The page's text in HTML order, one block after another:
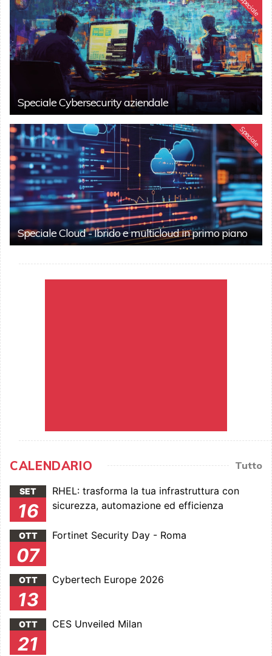
Speciale
Speciale Cybersecurity aziendale
Speciale
Speciale Cloud - Ibrido e multicloud in primo piano
CALENDARIO Tutto
SET
16
RHEL: trasforma la tua infrastruttura con
sicurezza, automazione ed efficienza
OTT
07
Fortinet Security Day - Roma
OTT
13
Cybertech Europe 2026
OTT
21
CES Unveiled Milan